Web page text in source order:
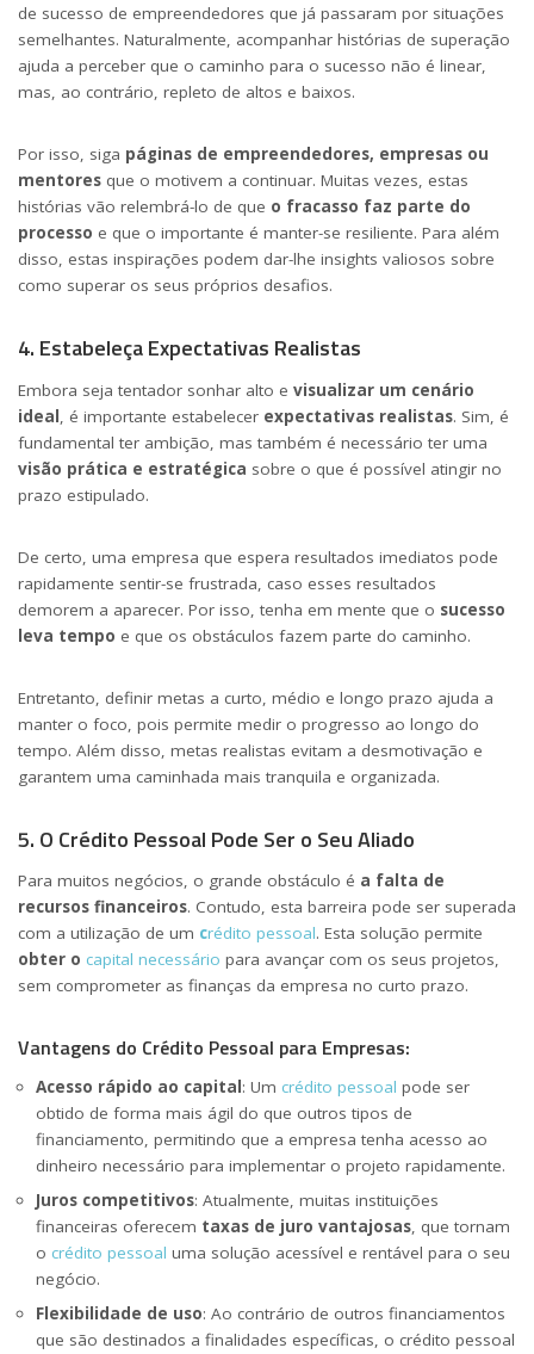
de sucesso de empreendedores que já passaram por situações
semelhantes. Naturalmente, acompanhar histórias de superação
ajuda a perceber que o caminho para o sucesso não é linear,
mas, ao contrário, repleto de altos e baixos.
Por isso, siga páginas de empreendedores, empresas ou
mentores que o motivem a continuar. Muitas vezes, estas
histórias vão relembrá-lo de que o fracasso faz parte do
processo e que o importante é manter-se resiliente. Para além
disso, estas inspirações podem dar-lhe insights valiosos sobre
como superar os seus próprios desafios.
4. Estabeleça Expectativas Realistas
Embora seja tentador sonhar alto e visualizar um cenário
ideal , é importante estabelecer expectativas realistas. Sim, é
fundamental ter ambição, mas também é necessário ter uma
visão prática e estratégica sobre o que é possível atingir no
prazo estipulado.
De certo, uma empresa que espera resultados imediatos pode
rapidamente sentir-se frustrada, caso esses resultados
demorem a aparecer. Por isso, tenha em mente que o sucesso
leva tempo e que os obstáculos fazem parte do caminho.
Entretanto, definir metas a curto, médio e longo prazo ajuda a
manter o foco, pois permite medir o progresso ao longo do
tempo. Além disso, metas realistas evitam a desmotivação e
garantem uma caminhada mais tranquila e organizada.
5. O Crédito Pessoal Pode Ser o Seu Aliado
Para muitos negócios, o grande obstáculo é a falta de
recursos financeiros. Contudo, esta barreira pode ser superada
com a utilização de um crédito pessoal. Esta solução permite
obter o capital necessário para avançar com os seus projetos,
sem comprometer as finanças da empresa no curto prazo.
Vantagens do Crédito Pessoal para Empresas:
Acesso rápido ao capital: Um crédito pessoal pode ser
obtido de forma mais ágil do que outros tipos de
financiamento, permitindo que a empresa tenha acesso ao
dinheiro necessário para implementar o projeto rapidamente.
Juros competitivos: Atualmente, muitas instituições
financeiras oferecem taxas de juro vantajosas, que tornam
o crédito pessoal uma solução acessível e rentável para o seu
negócio.
Flexibilidade de uso: Ao contrário de outros financiamentos
que são destinados a finalidades específicas, o crédito pessoal